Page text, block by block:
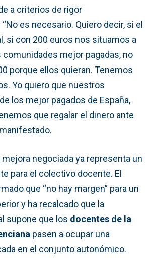
a criterios de rigor
es necesario. Quiero decir, si el
si con 200 euros nos situamos a
comunidades mejor pagadas, no
porque ellos quieran. Tenemos
Yo quiero que nuestros
los mejor pagados de España,
que regalar el dinero ante
mejora negociada ya representa un
para el colectivo docente. El
que “no hay margen” para un
y ha recalcado que la
supone que los docentes de la
pasen a ocupar una
en el conjunto autonómico.